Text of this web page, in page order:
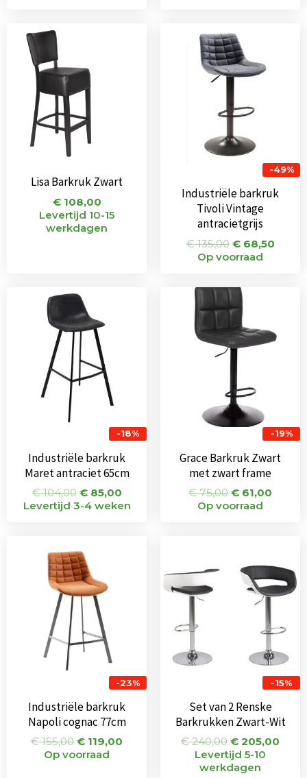
Lisa Barkruk Zwart
€108,00
Levertijd 10-15
werkdagen
-49%
Industriële barkruk
Tivoli Vintage
antracietgrijs
€135,00
prijs
was:
€ 135,00.
€68,50
Op voorraad
-18%
Industriële barkruk
Maret antraciet 65cm
€104,00
Oorspronkelijke
prijs
was:
€ 104,00.
€85,00
Levertijd 3-4 weken
-19%
Grace Barkruk Zwart
met zwart frame
€75,00
prijs
was:
€ 75,00.
€ 61,00
€
Op voorraad
-23%
Industriële barkruk
Napoli cognac 77cm
€155,00
prijs
was:
€ 155,00.
€ 119,00
Op voorraad
-15%
Set van 2 Renske
Barkrukken Zwart-Wit
€240,00
was:
€ 240,00.
€ 205,00
is:
€
Levertijd 5-10
werkdagen